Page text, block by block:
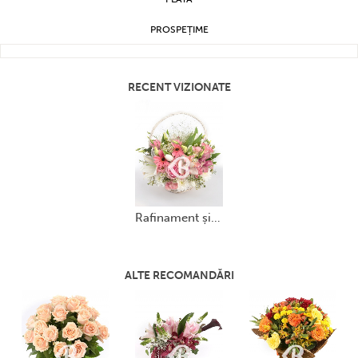
PROSPEȚIME
RECENT VIZIONATE
rafinament și eleganță
ALTE RECOMANDĂRI